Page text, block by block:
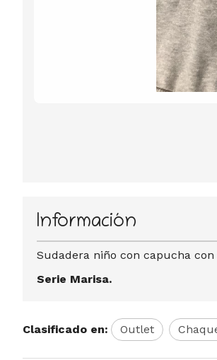
Información
Sudadera niño con capucha
Serie Marisa.
Clasificado en: Outlet